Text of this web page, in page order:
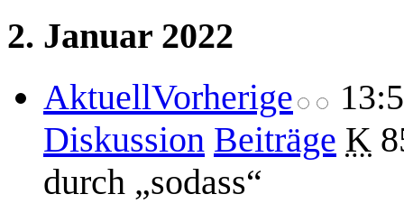
2. Januar 2022
AktuellVorherige
Diskussion Beiträge K
durch „sodass“